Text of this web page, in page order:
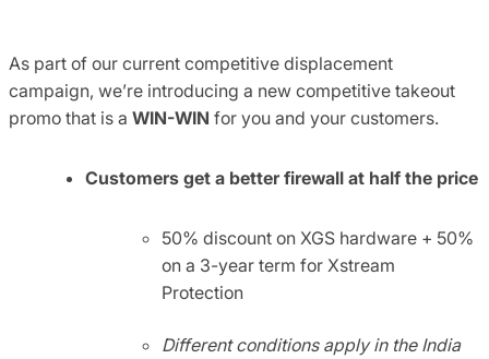
As part of our current competitive displacement
campaign, we’re introducing a new competitive takeout
promo that is a WIN-WIN for you and your customers.
Customers get a better firewall at half the price
50% discount on XGS hardware + 50%
on a 3-year term for Xstream
Protection
Different conditions apply in the India